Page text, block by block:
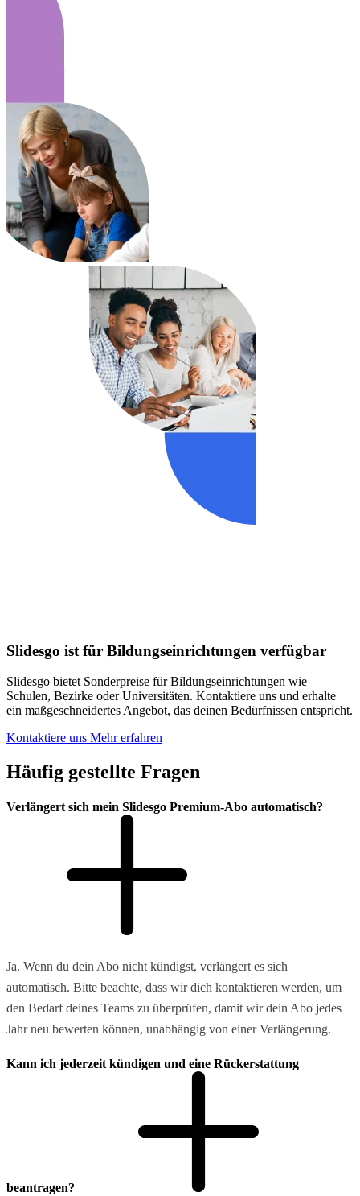
Slidesgo ist für Bildungseinrichtungen verfügbar
Slidesgo bietet Sonderpreise für Bildungseinrichtungen wie
Schulen, Bezirke oder Universitäten. Kontaktiere uns und erhalte
ein maßgeschneidertes Angebot, das deinen Bedürfnissen entspricht.
Kontaktiere uns Mehr erfahren
Häufig gestellte Fragen
Verlängert sich mein Slidesgo Premium-Abo automatisch?
Ja. Wenn du dein Abo nicht kündigst, verlängert es sich
automatisch. Bitte beachte, dass wir dich kontaktieren werden, um
den Bedarf deines Teams zu überprüfen, damit wir dein Abo jedes
Jahr neu bewerten können, unabhängig von einer Verlängerung.
Kann ich jederzeit kündigen und eine Rückerstattung
beantragen?